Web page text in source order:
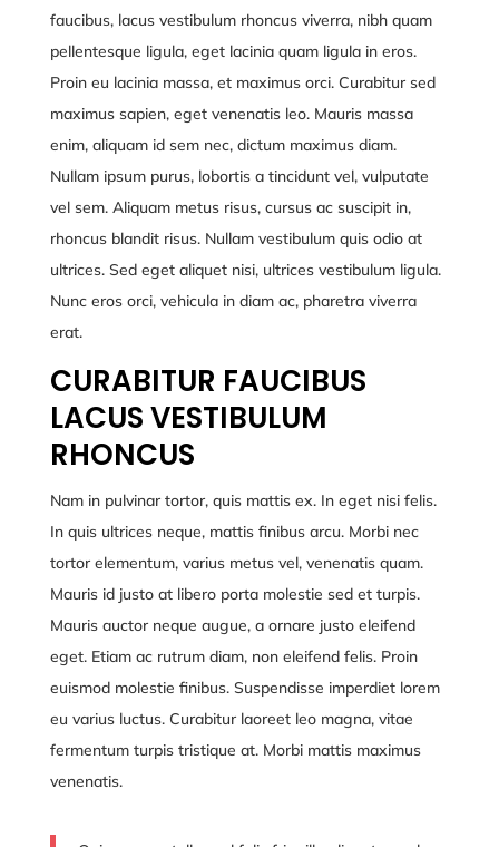
faucibus, lacus vestibulum rhoncus viverra, nibh quam
pellentesque ligula, eget lacinia quam ligula in eros.
Proin eu lacinia massa, et maximus orci. Curabitur sed
maximus sapien, eget venenatis leo. Mauris massa
enim, aliquam id sem nec, dictum maximus diam.
Nullam ipsum purus, lobortis a tincidunt vel, vulputate
vel sem. Aliquam metus risus, cursus ac suscipit in,
rhoncus blandit risus. Nullam vestibulum quis odio at
ultrices. Sed eget aliquet nisi, ultrices vestibulum ligula.
Nunc eros orci, vehicula in diam ac, pharetra viverra
erat.
CURABITUR FAUCIBUS
LACUS VESTIBULUM
RHONCUS
Nam in pulvinar tortor, quis mattis ex. In eget nisi felis.
In quis ultrices neque, mattis finibus arcu. Morbi nec
tortor elementum, varius metus vel, venenatis quam.
Mauris id justo at libero porta molestie sed et turpis.
Mauris auctor neque augue, a ornare justo eleifend
eget. Etiam ac rutrum diam, non eleifend felis. Proin
euismod molestie finibus. Suspendisse imperdiet lorem
eu varius luctus. Curabitur laoreet leo magna, vitae
fermentum turpis tristique at. Morbi mattis maximus
venenatis.